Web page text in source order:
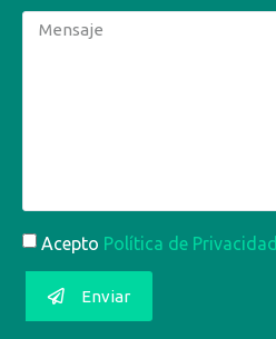
Acepto Política de Privacidad
Enviar